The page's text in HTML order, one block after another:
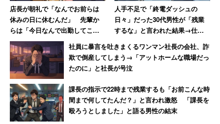
店長が朝礼で「なんでお前らは
休みの日に休むんだ」 先輩か
らは「今日なんで出勤してこな
いの!?」休日なのに言われた女性
【前編】
人手不足で「終電ダッシュの
日々」だった30代男性が「残業
するな」と言われた結果→仕事
がアホらしくなり退職
社員に暴言を吐きまくるワンマン社長の会社、詐
欺で倒産してしまう→「アットホームな職場だっ
たのに」と社長が号泣
課長の指示で22時まで残業するも「お前こんな時
間まで何してたんだ？」と言われ激怒 「課長を
殴ろうとしました」と語る男性の結末